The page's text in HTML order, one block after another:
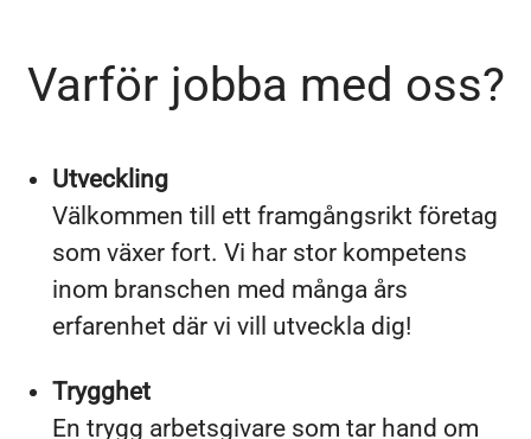
Varför jobba med oss?
Utveckling
Välkommen till ett framgångsrikt företag
som växer fort. Vi har stor kompetens
inom branschen med många års
erfarenhet där vi vill utveckla dig!
Trygghet
En trygg arbetsgivare som tar hand om